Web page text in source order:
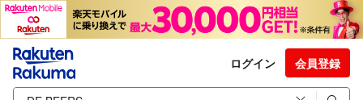
ログイン 会員登録